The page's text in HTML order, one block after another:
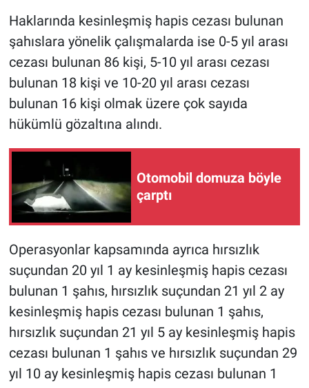
Haklarında kesinleşmiş hapis cezası bulunan
şahıslara yönelik çalışmalarda ise 0-5 yıl arası
cezası bulunan 86 kişi, 5-10 yıl arası cezası
bulunan 18 kişi ve 10-20 yıl arası cezası
bulunan 16 kişi olmak üzere çok sayıda
hükümlü gözaltına alındı.
Otomobil domuza böyle
çarptı
Operasyonlar kapsamında ayrıca hırsızlık
suçundan 20 yıl 1 ay kesinleşmiş hapis cezası
bulunan 1 şahıs, hırsızlık suçundan 21 yıl 2 ay
kesinleşmiş hapis cezası bulunan 1 şahıs,
hırsızlık suçundan 21 yıl 5 ay kesinleşmiş hapis
cezası bulunan 1 şahıs ve hırsızlık suçundan 29
yıl 10 ay kesinleşmiş hapis cezası bulunan 1